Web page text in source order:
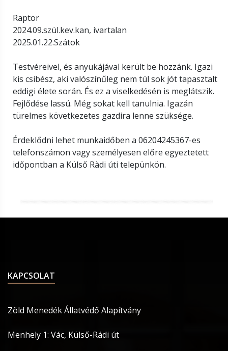
Raptor
2024.09.szül.kev.kan, ivartalan
2025.01.22.Szátok
Testvéreivel, és anyukájával került be hozzánk. Igazi
kis csibész, aki valószínűleg nem túl sok jót tapasztalt
eddigi élete során. És ez a viselkedésén is meglátszik.
Fejlődése lassú. Még sokat kell tanulnia. Igazán
türelmes következetes gazdira lenne szüksége.
Érdeklődni lehet munkaidőben a 06204245367-es
telefonszámon vagy személyesen előre egyeztetett
időpontban a Külső Ràdi úti telepünkön.
KAPCSOLAT
Zöld Menedék Állatvédő Alapítvány
Menhely 1: Vác, Külső-Rádi út